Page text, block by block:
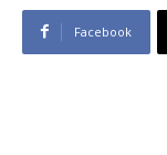
Facebook